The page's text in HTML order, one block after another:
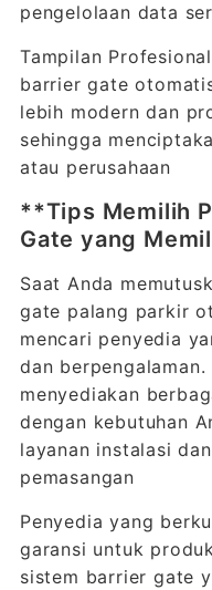
pengelolaan data
Tampilan
barrier gate
lebih modern dan
sehingga
atau perusahaan
**Tips Memilih
Gate yang
Saat Anda
gate palang parkir
mencari penyedia
dan
menyediakan
dengan kebutuhan
layanan instalasi
pemasangan
Penyedia yang
garansi untuk
sistem barrier gate